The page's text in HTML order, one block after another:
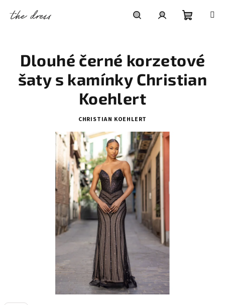
košík
Dlouhé černé korzetové
šaty s kamínky Christian
Koehlert
CHRISTIAN KOEHLERT